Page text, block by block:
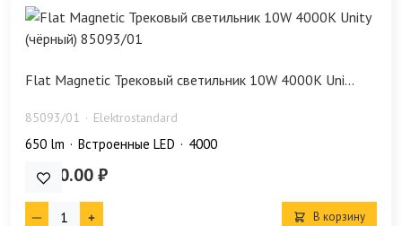
Flat Magnetic Трековый светильник 10W 4000K Uni...
85093/01 Elektrostandard
650 lm Встроенные LED 4000
2 220.00 ₽
В корзину